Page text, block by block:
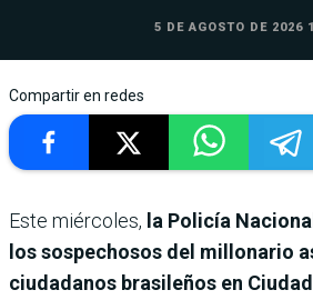
5 DE AGOSTO DE 2026
Compartir en redes
Este miércoles, la Policía
los sospechosos del millonario
ciudadanos brasileños en